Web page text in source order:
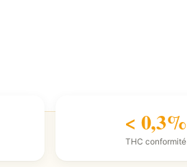
< 0,3%
THC conformité